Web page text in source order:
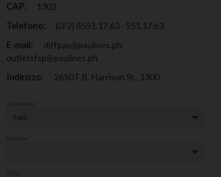
CAP:
1302
Telefono:
(0/2) 8551.17.63 - 551.17.63
E-mail:
diffpas@paulines.ph;
outletsfsp@paulines.ph
Indirizzo:
2650 F.B. Harrison St., 1300
Continente:
Nazione:
Città: